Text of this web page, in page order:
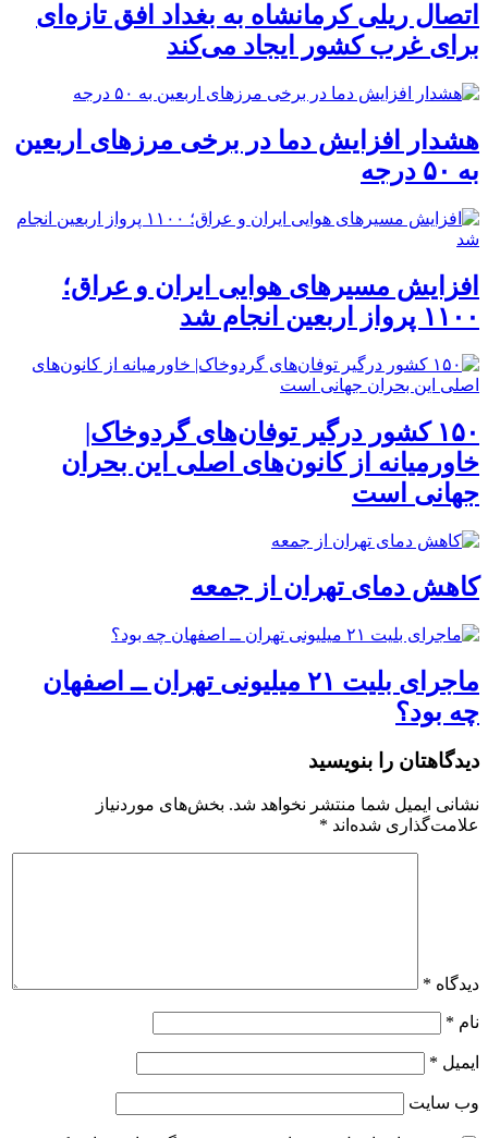
اتصال ریلی کرمانشاه به بغداد افق تازه‌ای
برای غرب کشور ایجاد می‌کند
هشدار افزایش دما در برخی مرزهای اربعین
به ۵۰ درجه
افزایش مسیرهای هوایی ایران و عراق؛
۱۱۰۰ پرواز اربعین انجام شد
۱۵۰ کشور درگیر توفان‌های گردوخاک|
خاورمیانه از کانون‌های اصلی این بحران
جهانی است
کاهش دمای تهران از جمعه
ماجرای بلیت ۲۱ میلیونی تهران ــ اصفهان
چه بود؟
دیدگاهتان را بنویسید
نشانی ایمیل شما منتشر نخواهد شد. بخش‌های موردنیاز
علامت‌گذاری شده‌اند *
دیدگاه *
نام *
ایمیل *
وب‌ سایت